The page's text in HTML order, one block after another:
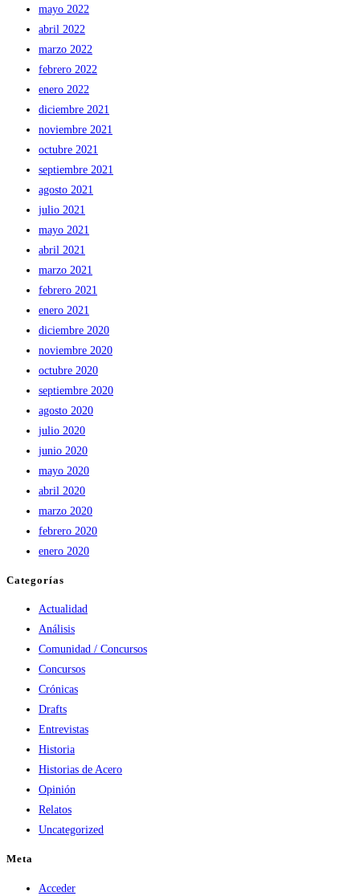
mayo 2022
abril 2022
marzo 2022
febrero 2022
enero 2022
diciembre 2021
noviembre 2021
octubre 2021
septiembre 2021
agosto 2021
julio 2021
mayo 2021
abril 2021
marzo 2021
febrero 2021
enero 2021
diciembre 2020
noviembre 2020
octubre 2020
septiembre 2020
agosto 2020
julio 2020
junio 2020
mayo 2020
abril 2020
marzo 2020
febrero 2020
enero 2020
Categorías
Actualidad
Análisis
Comunidad / Concursos
Concursos
Crónicas
Drafts
Entrevistas
Historia
Historias de Acero
Opinión
Relatos
Uncategorized
Meta
Acceder